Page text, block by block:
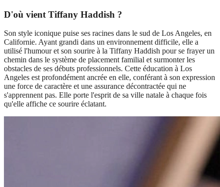
D'où vient Tiffany Haddish ?
Son style iconique puise ses racines dans le sud de Los Angeles, en
Californie. Ayant grandi dans un environnement difficile, elle a
utilisé l'humour et son sourire à la Tiffany Haddish pour se frayer un
chemin dans le système de placement familial et surmonter les
obstacles de ses débuts professionnels. Cette éducation à Los
Angeles est profondément ancrée en elle, conférant à son expression
une force de caractère et une assurance décontractée qui ne
s'apprennent pas. Elle porte l'esprit de sa ville natale à chaque fois
qu'elle affiche ce sourire éclatant.